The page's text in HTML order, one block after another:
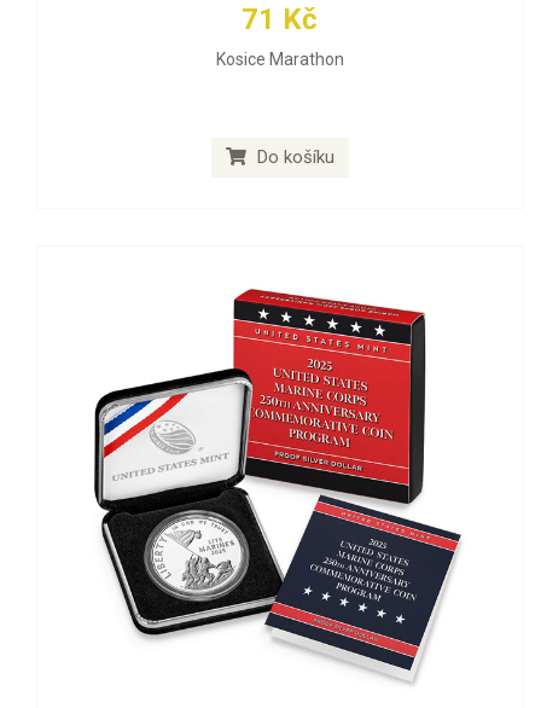
71 Kč
Kosice Marathon
Do košíku